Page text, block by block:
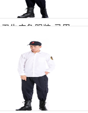
卫生应急服装-马甲